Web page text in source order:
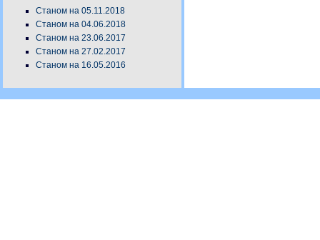
Станом на 05.11.2018
Станом на 04.06.2018
Станом на 23.06.2017
Станом на 27.02.2017
Станом на 16.05.2016